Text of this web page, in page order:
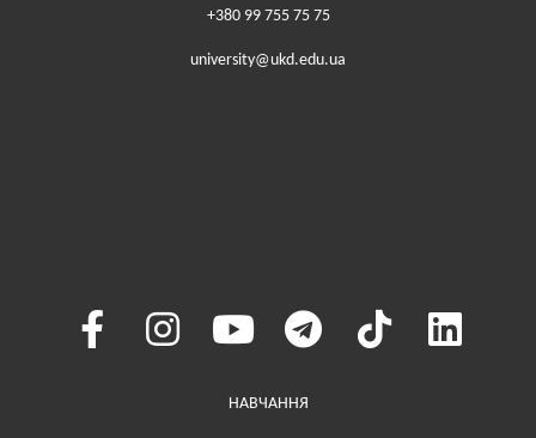
+380 99 755 75 75
university@ukd.edu.ua
Меню у хедері
НАВЧАННЯ